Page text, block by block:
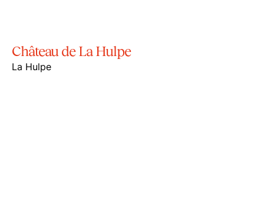
Château de La Hulpe
La Hulpe